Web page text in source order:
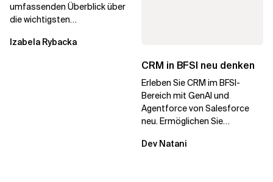
umfassenden Überblick über
die wichtigsten
Erkenntnisse von der
Izabela Rybacka
CRM in BFSI neu denken
Erleben Sie CRM im BFSI-
Bereich mit GenAI und
Agentforce von Salesforce
neu. Ermöglichen Sie
stärkeres Kundenvertrauen
Dev Natani